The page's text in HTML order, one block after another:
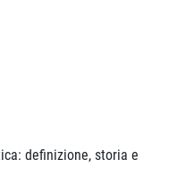
definizione, storia e